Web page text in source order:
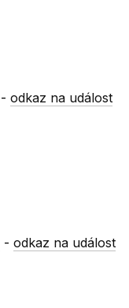
-odkaz na událost
-odkaz na událost